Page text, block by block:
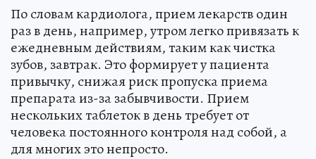
По словам кардиолога, прием лекарств один
раз в день, например, утром легко привязать к
ежедневным действиям, таким как чистка
зубов, завтрак. Это формирует у пациента
привычку, снижая риск пропуска приема
препарата из-за забывчивости. Прием
нескольких таблеток в день требует от
человека постоянного контроля над собой, а
для многих это непросто.